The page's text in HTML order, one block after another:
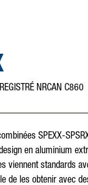
NRCAN C860
SPEXX-
en aluminium
viennent standards
de les obtenir avec